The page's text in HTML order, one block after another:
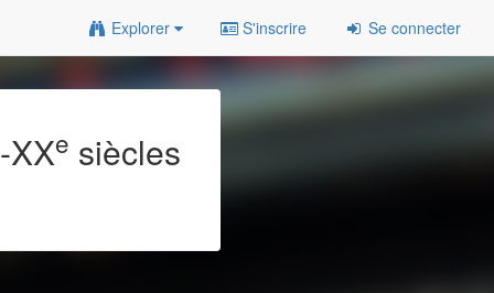
Explorer S'inscrire Se connecter
-XXe siècles